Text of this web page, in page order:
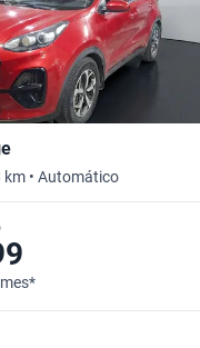
km • Automático